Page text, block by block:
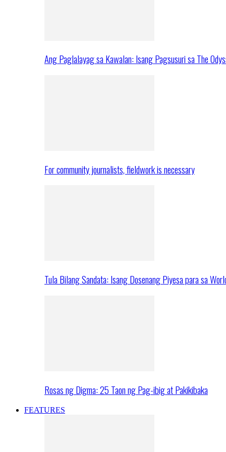
Ang Paglalayag sa Kawalan: Isang Pagsusuri sa The
For community journalists, fieldwork is necessary
Tula Bilang Sandata: Isang Dosenang Piyesa para sa
Rosas ng Digma: 25 Taon ng Pag-ibig at Pakikibaka
FEATURES